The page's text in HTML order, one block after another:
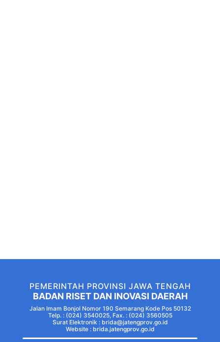
PEMERINTAH PROVINSI JAWA TENGAH
BADAN RISET DAN INOVASI DAERAH
Jalan Imam Bonjol Nomor 190 Semarang Kode Pos 50132
Telp. : (024) 3540025, Fax. : (024) 3560505
Surat Elektronik : brida@jatengprov.go.id
Website : brida.jatengprov.go.id